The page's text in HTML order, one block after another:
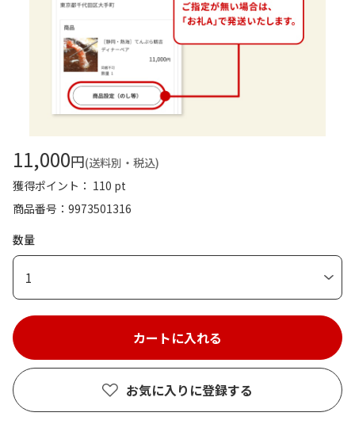
11,000円(送料別・税込)
獲得ポイント： 110 pt
商品番号
9973501316
数量
1
お気に入りに登録する